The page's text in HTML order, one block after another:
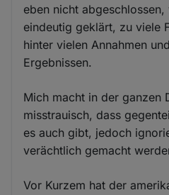
eben nicht
eindeutig geklärt, zu viele
hinter vielen Annahmen
Ergebnissen.
Mich macht in der ganzen
misstrauisch, dass
es auch gibt, jedoch
verächtlich gemacht
Vor Kurzem hat der